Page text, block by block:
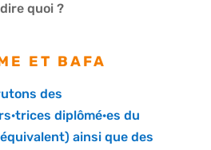
dire quoi ?
ET BAFA
des
diplômé·es du
ainsi que des